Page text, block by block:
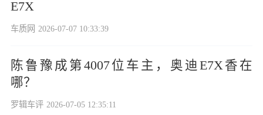
E7X
车质网 2026-07-07 10:33:39
陈鲁豫成第4007位车主，奥迪E7X香在
哪？
罗辑车评 2026-07-05 12:35:11